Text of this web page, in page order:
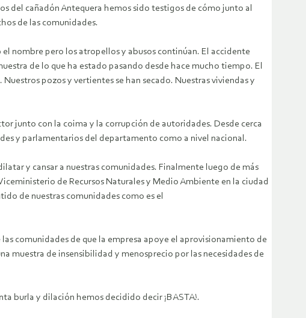
del cañadón Antequera hemos sido testigos de cómo junto al
de las comunidades.
el nombre pero los atropellos y abusos continúan. El accidente
de lo que ha estado pasando desde hace mucho tiempo. El
pozos y vertientes se han secado. Nuestras viviendas y
junto con la coima y la corrupción de autoridades. Desde cerca
y parlamentarios del departamento como a nivel nacional.
y cansar a nuestras comunidades. Finalmente luego de más
de Recursos Naturales y Medio Ambiente en la ciudad
de nuestras comunidades como es el
comunidades de que la empresa apoye el aprovisionamiento de
muestra de insensibilidad y menosprecio por las necesidades de
burla y dilación hemos decidido decir ¡BASTA!.